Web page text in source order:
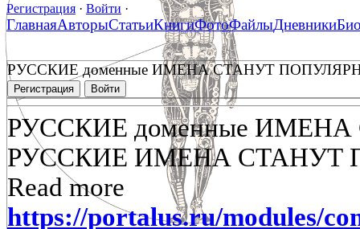
Регистрация · Войти ·
ГлавнаяАвторыСтатьиКнигиФотоФайлыДневники
РУССКИЕ доменные ИМЕНА СТАНУТ
Регистрация Войти
РУССКИЕ доменные
РУССКИЕ ИМЕНА СТАНУТ
Read more
https://portalus.ru/modules/